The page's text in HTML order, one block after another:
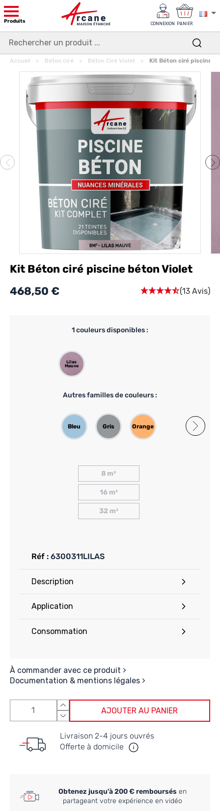
Produits CONNEXION PANIER
Accueil Béton ciré Béton Ciré Violet Kit Béton ciré piscine
Kit Béton ciré piscine béton Violet
468,50 €
(13 Avis)
Réf : 6300311LILAS
Description
Application
Consommation
À commander avec ce produit
Documentation & mentions légales
8 m²
16 m²
32 m²
1couleurs disponibles :
Lilas
Mauve
Autres familles de couleurs :
Bleu Gris Orange Blanc
AJOUTER AU PANIER
Livraison 2-4 jours ouvrés
Offerte à domicile
Obtenez jusqu'à 200 € remboursés en
partageant votre expérience en vidéo